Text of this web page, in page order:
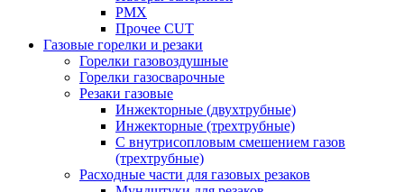
PMX
Прочее CUT
Газовые горелки и резаки
Горелки газовоздушные
Горелки газосварочные
Резаки газовые
Инжекторные (двухтрубные)
Инжекторные (трехтрубные)
С внутрисопловым смешением газов
(трехтрубные)
Расходные части для газовых резаков